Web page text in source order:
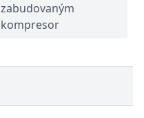
zabudovaným
kompresor